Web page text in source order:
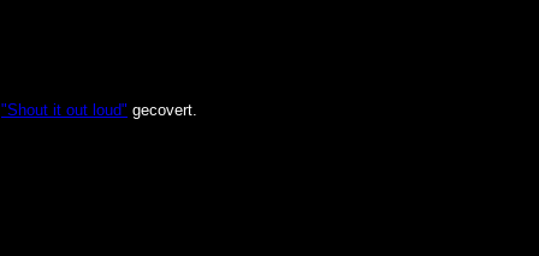
"Shout it out loud" gecovert.